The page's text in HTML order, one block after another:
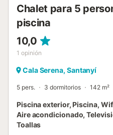
Chalet para 5
piscina
10,0
1 opinión
Cala Serena, Santanyí
5 pers. 3 dormitorios 142 m²
Piscina exterior, Piscina,
Aire acondicionado,
Toallas